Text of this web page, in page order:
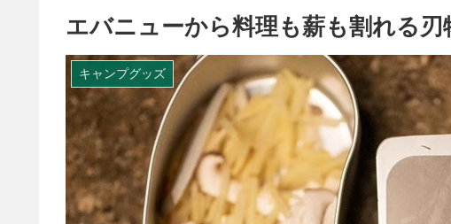
エバニューから料理も薪も割れる刃
キャンプグッズ